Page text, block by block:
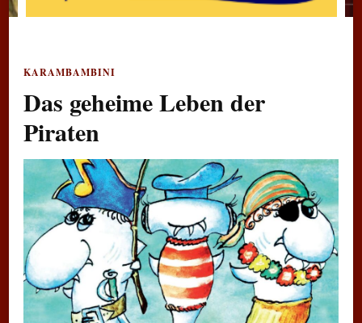
KARAMBAMBINI
Das geheime Leben der
Piraten